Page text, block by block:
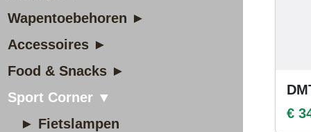
Wapentoebehoren ►
Accessoires ►
Food & Snacks ►
Sport Corner ▼
► Fietslampen
€